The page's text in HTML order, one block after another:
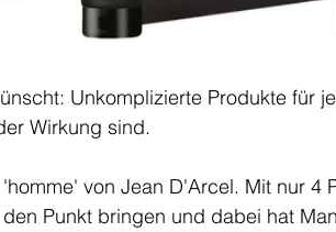
Unkomplizierte Produkte für
Wirkung sind.
von Jean D'Arcel. Mit nur 4
Punkt bringen und dabei hat